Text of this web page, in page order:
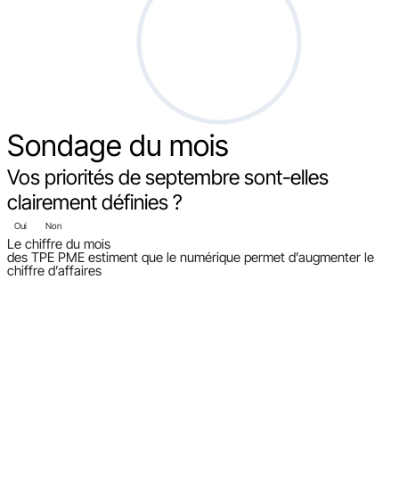
Sondage du mois
Vos priorités de septembre sont-elles
clairement définies ?
Oui Non
Le chiffre du mois
des TPE PME estiment que le numérique permet d’augmenter le
chiffre d’affaires